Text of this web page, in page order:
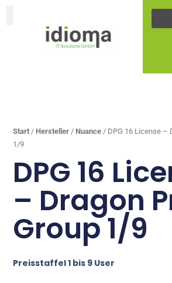
Start /Hersteller /Nuance / DPG 16 License –
1/9
DPG 16
– Dragon
Group 1/9
Preisstaffel 1 bis 9 User